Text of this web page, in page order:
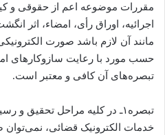
مقررات موضوعه اعم از حقوقی و
اجرائیه، اوراق رأی، امضاء، اثر
مانند آن لازم باشد صورت
حسب مورد با رعایت سازوکارهای
تبصره‌های آن کافی و معتبر است.
تبصره۱ـ در کلیه مراحل تحقیق
خدمات الکترونیک قضائی،